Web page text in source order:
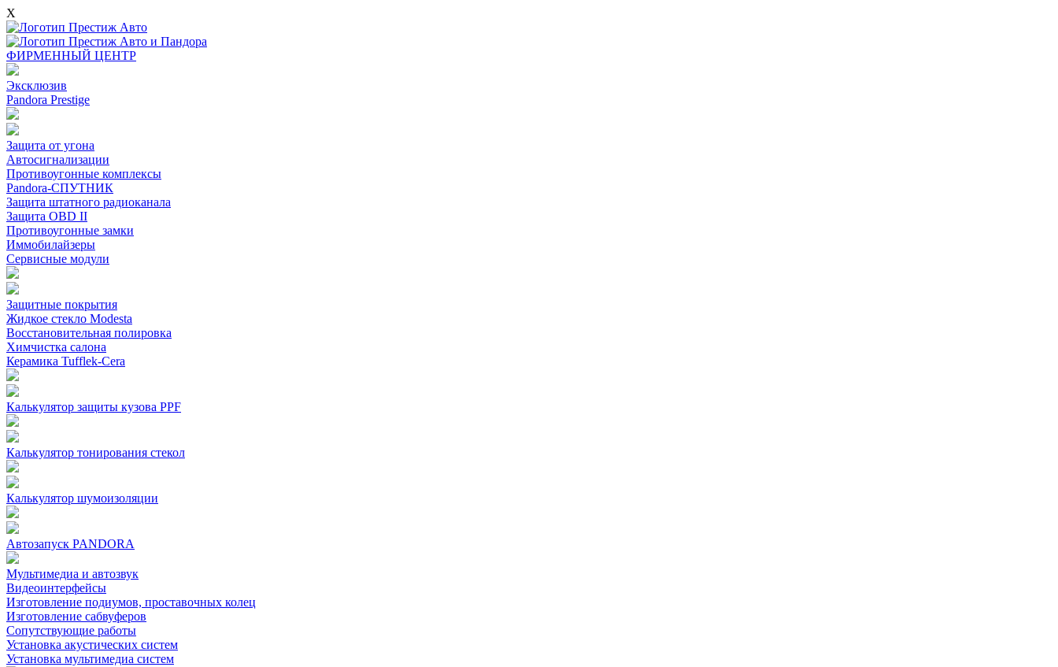
X
ФИРМЕННЫЙ ЦЕНТР
Эксклюзив
Pandora Prestige
Защита от угона
Автосигнализации
Противоугонные комплексы
Pandora-СПУТНИК
Защита штатного радиоканала
Защита OBD II
Противоугонные замки
Иммобилайзеры
Сервисные модули
Защитные покрытия
Жидкое стекло Modesta
Восстановительная полировка
Химчистка салона
Керамика Tufflek-Cera
Калькулятор защиты кузова PPF
Калькулятор тонирования стекол
Калькулятор шумоизоляции
Автозапуск PANDORA
Мультимедиа и автозвук
Видеоинтерфейсы
Изготовление подиумов, проставочных колец
Изготовление сабвуферов
Сопутствующие работы
Установка акустических систем
Установка мультимедиа систем